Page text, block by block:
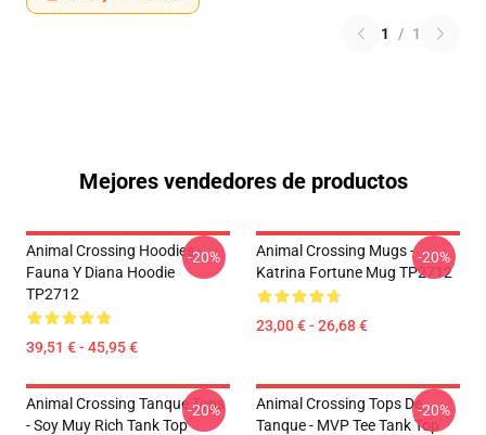
1 / 1
Mejores vendedores de productos
Animal Crossing Hoodies -
Fauna Y Diana Hoodie
TP2712
39,51 € - 45,95 €
-20%
Animal Crossing Mugs -
Katrina Fortune Mug TP2712
23,00 € - 26,68 €
-20%
Animal Crossing Tanque Tops
- Soy Muy Rich Tank Top
-20%
Animal Crossing Tops De
Tanque - MVP Tee Tank Top
-20%